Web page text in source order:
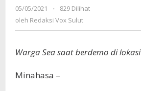
05/05/2021
oleh
Redaksi
-
829 Dilihat
oleh Redaksi Vox Sulut
Warga Sea saat berdemo di lokasi
Minahasa –